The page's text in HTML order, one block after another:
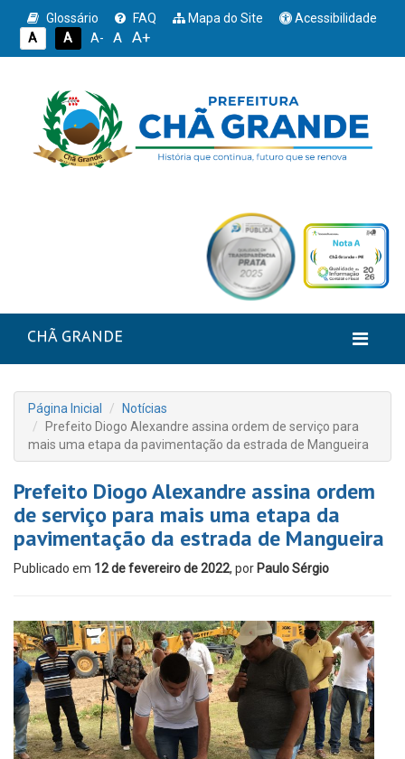
Glossário FAQ Mapa do Site
Acessibilidade
A
A A- A A+
CHÃ GRANDE
Página Inicial
Notícias
Prefeito Diogo Alexandre assina ordem de serviço para
mais uma etapa da pavimentação da estrada de Mangueira
Prefeito Diogo Alexandre assina ordem
de serviço para mais uma etapa da
pavimentação da estrada de Mangueira
Publicado em 12 de fevereiro de 2022, por Paulo Sérgio